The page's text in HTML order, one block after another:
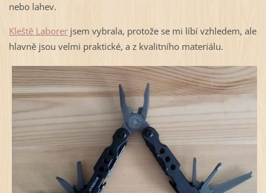
nebo lahev.
Kleště Laborerjsem vybrala, protože se mi líbí vzhledem, ale
hlavně jsou velmi praktické, a z kvalitního materiálu.